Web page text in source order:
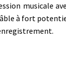
musicale
à fort